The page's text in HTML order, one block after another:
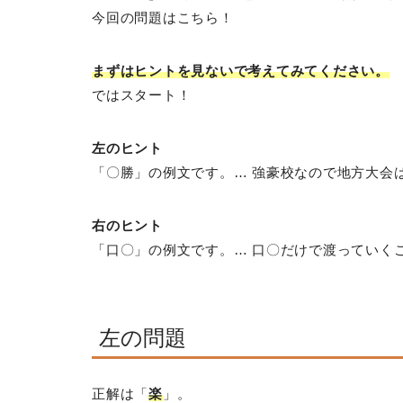
今回の問題はこちら！
まずはヒントを見ないで考えてみてください。
ではスタート！
左のヒント
「〇勝」の例文です。… 強豪校なので地方大会
右のヒント
「口〇」の例文です。… 口〇だけで渡っていく
左の問題
正解は「楽」。